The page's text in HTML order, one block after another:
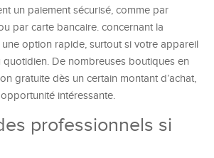
un paiement sécurisé, comme par
par carte bancaire. concernant la
une option rapide, surtout si votre appareil
De nombreuses boutiques en
gratuite dès un certain montant d’achat,
intéressante.
professionnels si